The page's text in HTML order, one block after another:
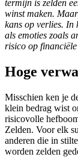
activates
the
screen
reader
to
you
navigate
interact
with
the
content.
termijn is zelden
winst maken.
kans op verlies. In
als emoties zoals
risico op
Hoge
Misschien ken je
klein bedrag wist
risicovolle
Zelden. Voor elk
anderen die in
worden zelden